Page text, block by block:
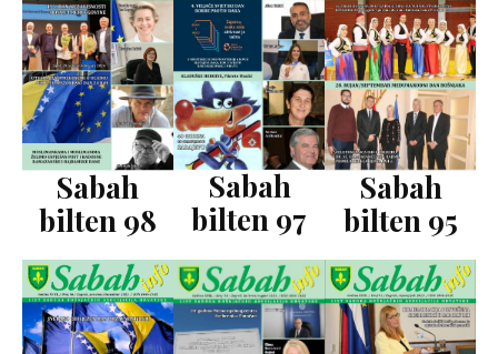
Sabah
bilten 98
Sabah
bilten 97
Sabah
bilten 95